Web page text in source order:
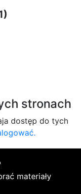
stronach
dostęp do tych
materiały